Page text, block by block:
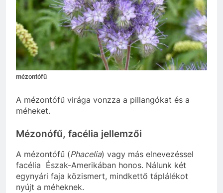
mézontófű
A mézontófű virága vonzza a pillangókat és a
méheket.
Mézonófű, facélia jellemzői
A mézontófű (Phacelia) vagy más elnevezéssel
facélia Észak-Amerikában honos. Nálunk két
egynyári faja közismert, mindkettő táplálékot
nyújt a méheknek.